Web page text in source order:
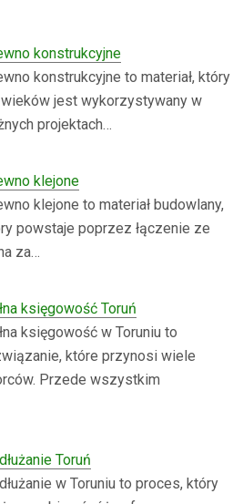
konstrukcyjne
konstrukcyjne to materiał, który
jest wykorzystywany w
projektach…
klejone
klejone to materiał budowlany,
powstaje poprzez łączenie ze
za…
księgowość Toruń
księgowość w Toruniu to
które przynosi wiele
Przede wszystkim
Toruń
w Toruniu to proces, który